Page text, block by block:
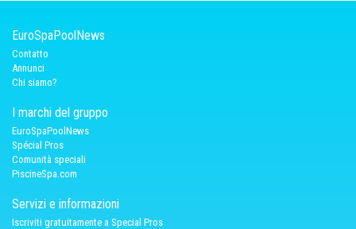
EuroSpaPoolNews
Contatto
Annunci
Chi siamo?
I marchi del gruppo
EuroSpaPoolNews
Spécial Pros
Comunità speciali
PiscineSpa.com
Servizi e informazioni
Iscriviti gratuitamente a Special Pros